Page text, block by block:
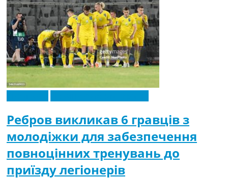
Ребров викликав 6 гравців з
молодіжки для забезпечення
повноцінних тренувань до
приїзду легіонерів